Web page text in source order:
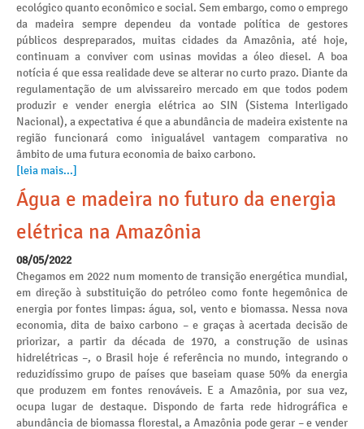
ecológico quanto econômico e social. Sem embargo, como o emprego
da madeira sempre dependeu da vontade política de gestores
públicos despreparados, muitas cidades da Amazônia, até hoje,
continuam a conviver com usinas movidas a óleo diesel. A boa
notícia é que essa realidade deve se alterar no curto prazo. Diante da
regulamentação de um alvissareiro mercado em que todos podem
produzir e vender energia elétrica ao SIN (Sistema Interligado
Nacional), a expectativa é que a abundância de madeira existente na
região funcionará como inigualável vantagem comparativa no
âmbito de uma futura economia de baixo carbono.
[leia mais...]
Água e madeira no futuro da energia
elétrica na Amazônia
08/05/2022
Chegamos em 2022 num momento de transição energética mundial,
em direção à substituição do petróleo como fonte hegemônica de
energia por fontes limpas: água, sol, vento e biomassa. Nessa nova
economia, dita de baixo carbono – e graças à acertada decisão de
priorizar, a partir da década de 1970, a construção de usinas
hidrelétricas –, o Brasil hoje é referência no mundo, integrando o
reduzidíssimo grupo de países que baseiam quase 50% da energia
que produzem em fontes renováveis. E a Amazônia, por sua vez,
ocupa lugar de destaque. Dispondo de farta rede hidrográfica e
abundância de biomassa florestal, a Amazônia pode gerar – e vender